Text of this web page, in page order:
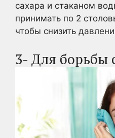
сахара и стаканом
принимать по 2
чтобы снизить
3- Для борьбы